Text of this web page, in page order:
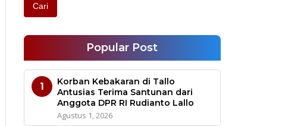
Cari
Popular Post
1
Korban Kebakaran di Tallo
Antusias Terima Santunan dari
Anggota DPR RI Rudianto Lallo
Agustus 1, 2026